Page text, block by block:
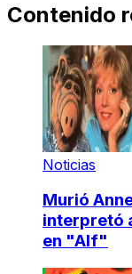
Contenido
Noticias
Murió
interpretó
en "Alf"